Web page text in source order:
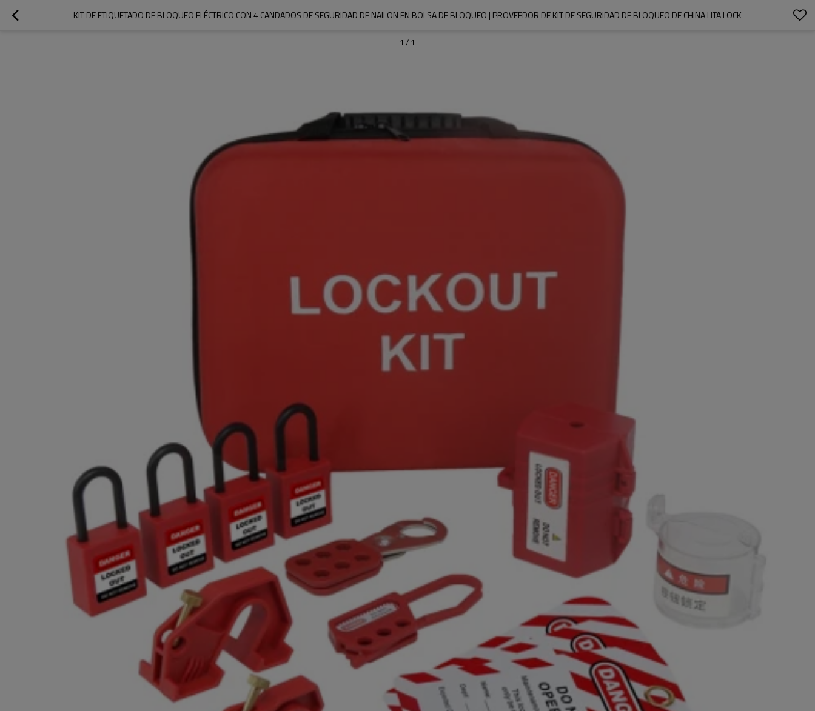
KIT DE ETIQUETADO DE BLOQUEO ELÉCTRICO CON 4 CANDADOS DE SEGURIDAD DE NAILON EN BOLSA DE BLOQUEO | PROVEEDOR DE KIT DE SEGURIDAD DE BLOQUEO DE CHINA LITA LOCK
1 / 1